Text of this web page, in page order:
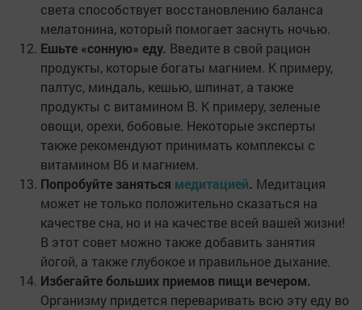
света способствует восстановлению баланса
мелатонина, который помогает заснуть ночью.
Ешьте «сонную» еду. Введите в свой рацион
продукты, которые богаты магнием. К примеру,
палтус, миндаль, кешью, шпинат, а также
продукты с витамином В. К примеру, зеленые
овощи, орехи, бобовые. Некоторые эксперты
также рекомендуют принимать комплексы с
витамином В6 и магнием.
Попробуйте заняться медитацией. Медитация
может не только положительно сказаться на
качестве сна, но и на качестве всей вашей жизни!
В этот совет можно также добавить занятия
йогой, а также глубокое и правильное дыхание.
Избегайте больших приемов пищи вечером.
Организму придется переваривать всю эту еду во